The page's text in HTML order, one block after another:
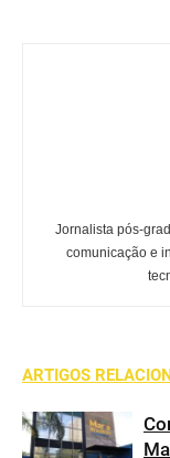
Jornalista pós-
comunicação e
ARTIGOS